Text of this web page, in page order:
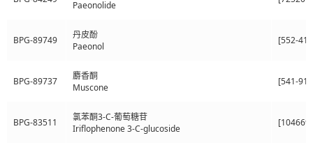
Paeonolide
BPG-89749
丹皮酚
Paeonol
[552-
BPG-89737
麝香酮
Muscone
[541-
BPG-83511
氯苯酮3-C-葡萄糖苷
Iriflophenone 3-C-glucoside